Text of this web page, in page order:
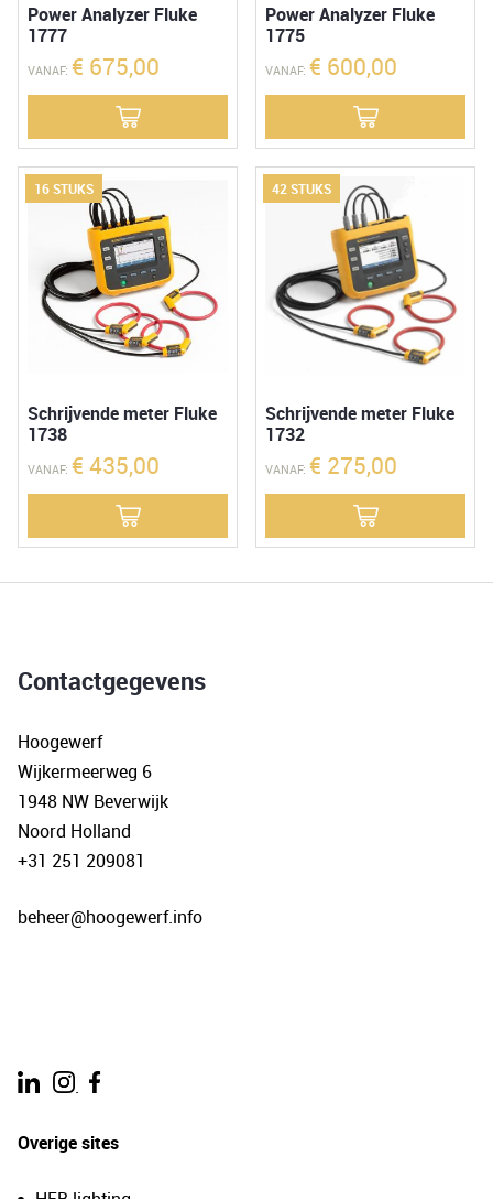
Power Analyzer Fluke
1777
VANAF: € 675,00
Power Analyzer Fluke
1775
VANAF:€ 600,00
16 STUKS
Schrijvende meter Fluke
1738
VANAF: € 435,00
42 STUKS
Schrijvende meter Fluke
1732
VANAF:€ 275,00
Contactgegevens
Hoogewerf
Wijkermeerweg 6
1948 NW Beverwijk
Noord Holland
+31 251 209081
beheer@hoogewerf.info
.
Overige sites